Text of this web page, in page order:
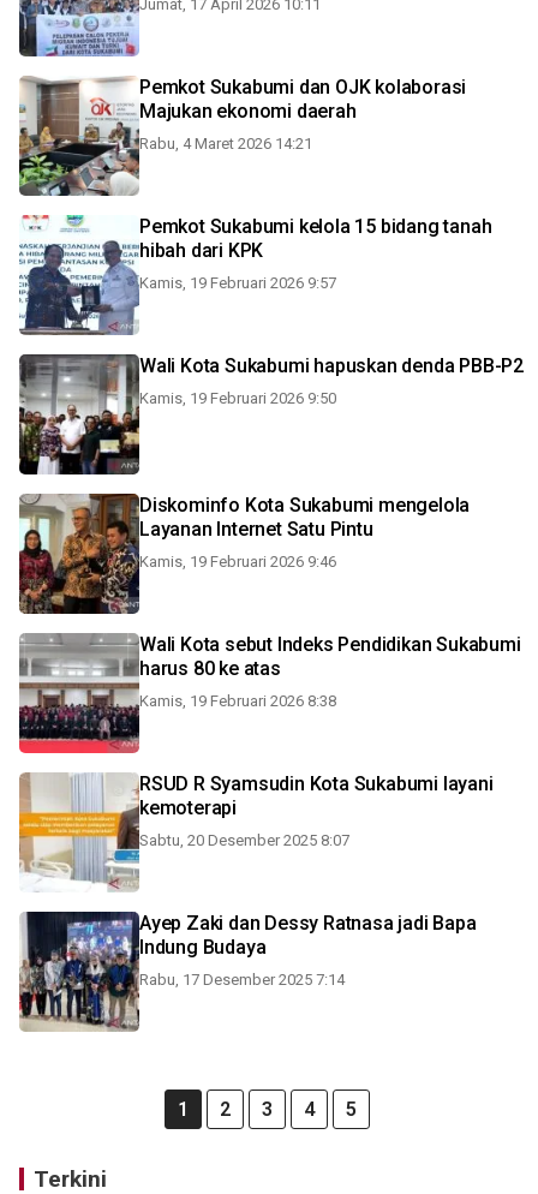
Jumat, 17 April 2026 10:11
Pemkot Sukabumi dan OJK kolaborasi
Majukan ekonomi daerah
Rabu, 4 Maret 2026 14:21
Pemkot Sukabumi kelola 15 bidang tanah
hibah dari KPK
Kamis, 19 Februari 2026 9:57
Wali Kota Sukabumi hapuskan denda PBB-P2
Kamis, 19 Februari 2026 9:50
Diskominfo Kota Sukabumi mengelola
Layanan Internet Satu Pintu
Kamis, 19 Februari 2026 9:46
Wali Kota sebut Indeks Pendidikan Sukabumi
harus 80 ke atas
Kamis, 19 Februari 2026 8:38
RSUD R Syamsudin Kota Sukabumi layani
kemoterapi
Sabtu, 20 Desember 2025 8:07
Ayep Zaki dan Dessy Ratnasa jadi Bapa
Indung Budaya
Rabu, 17 Desember 2025 7:14
1 2 3 4 5
Terkini